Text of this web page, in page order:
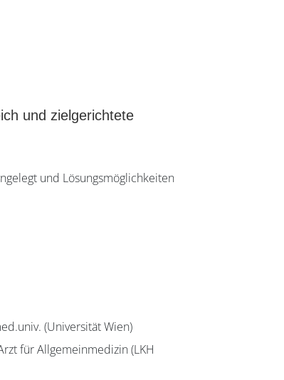
und zielgerichtete
und Lösungsmöglichkeiten
(Universität Wien)
für Allgemeinmedizin (LKH